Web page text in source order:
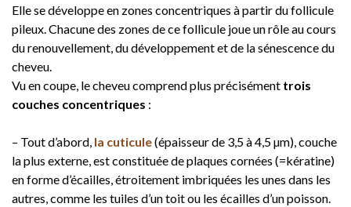
Elle se développe en zones concentriques à partir du follicule
pileux. Chacune des zones de ce follicule joue un rôle au cours
du renouvellement, du développement et de la sénescence du
cheveu.
Vu en coupe, le cheveu comprend plus précisément trois
couches concentriques :
– Tout d’abord, la cuticule(épaisseur de 3,5 à 4,5 µm), couche
la plus externe, est constituée de plaques cornées (=kératine)
en forme d’écailles, étroitement imbriquées les unes dans les
autres, comme les tuiles d’un toit ou les écailles d’un poisson.